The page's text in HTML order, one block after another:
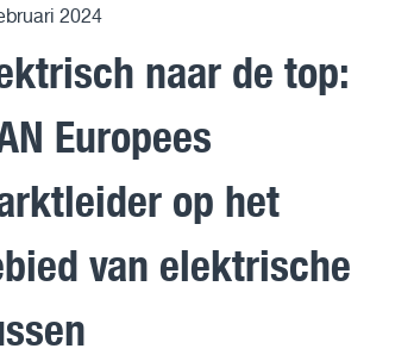
2024
naar de top:
Europees
op het
van elektrische